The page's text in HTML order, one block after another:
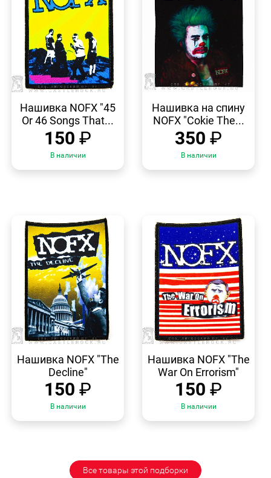
ПРОСМОТР
Нашивка NOFX "45
Or 46 Songs That...
150 ₽
В наличии
ПРОСМОТР
Нашивка на спину
NOFX "Cokie The...
350 ₽
В наличии
ПРОСМОТР
Нашивка NOFX "The
Decline"
150 ₽
В наличии
ПРОСМОТР
Нашивка NOFX "The
War On Errorism"
150 ₽
В наличии
Все товары этой подборки